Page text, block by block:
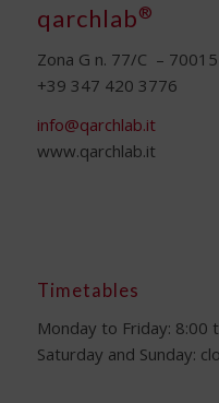
qarchlab®
Zona G n. 77/C –
+39 347 420 3776
info@qarchlab.it
www.qarchlab.it
Timetables
Monday to Friday: 8:00
Saturday and Sunday: